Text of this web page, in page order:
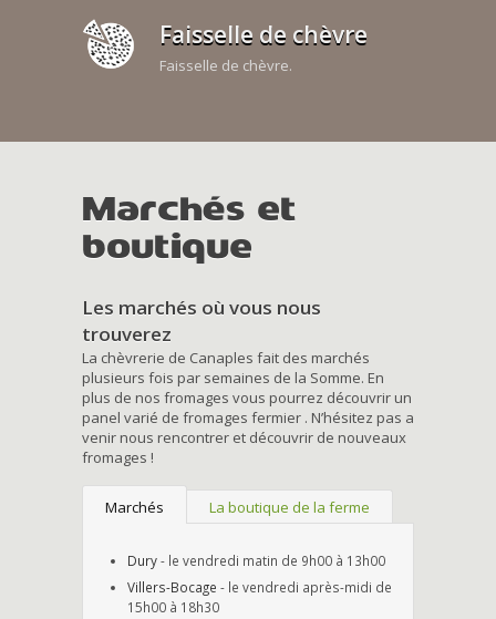
Faisselle de chèvre
Faisselle de chèvre.
Marchés et
boutique
Les marchés où vous nous
trouverez
La chèvrerie de Canaples fait des marchés
plusieurs fois par semaines de la Somme. En
plus de nos fromages vous pourrez découvrir un
panel varié de fromages fermier . N’hésitez pas a
venir nous rencontrer et découvrir de nouveaux
fromages !
Marchés La boutique de la ferme
Dury- le vendredi matin de 9h00 à 13h00
Villers-Bocage - le vendredi après-midi de
15h00 à 18h30